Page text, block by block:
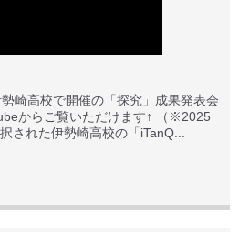
崎高校で開催の「探究」成果発表会
からご覧いただけます↑ （※2025
された伊勢崎高校の「iTanQ...